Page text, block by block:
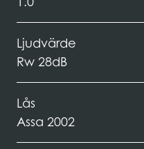
Ljudvärde
Rw 28dB
Lås
Assa 2002